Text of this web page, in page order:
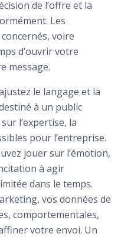
de l’offre et la
Les
voire
d’ouvrir votre
message.
le langage et la
à un public
l’expertise, la
pour l’entreprise.
jouer sur l’émotion,
à agir
dans le temps.
vos données de
comportementales,
votre envoi. Un